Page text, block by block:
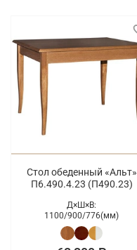
Стол обеденный «Альт»
П6.490.4.23 (П490.23)
Д×Ш×В:
1100/900/776(мм)